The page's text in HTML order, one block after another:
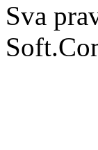
Sva